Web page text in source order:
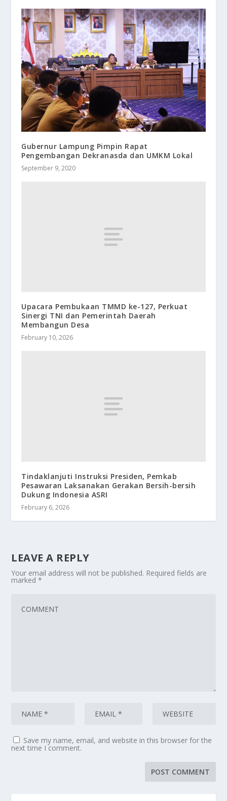
Gubernur Lampung Pimpin Rapat
Pengembangan Dekranasda dan UMKM Lokal
September 9, 2020
Upacara Pembukaan TMMD ke-127, Perkuat
Sinergi TNI dan Pemerintah Daerah
Membangun Desa
February 10, 2026
Tindaklanjuti Instruksi Presiden, Pemkab
Pesawaran Laksanakan Gerakan Bersih-bersih
Dukung Indonesia ASRI
February 6, 2026
LEAVE A REPLY
Your email address will not be published. Required fields are
marked*
Save my name, email, and website in this browser for the
next time I comment.